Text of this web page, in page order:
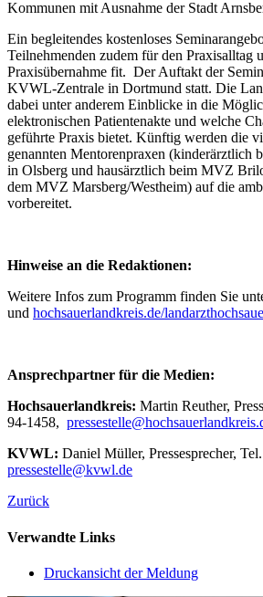
Kommunen mit Ausnahme der Stadt
Ein begleitendes kostenloses
Teilnehmenden zudem für den Praxisalltag
Praxisübernahme fit. Der Auftakt der
KVWL-Zentrale in Dortmund statt. Die
dabei unter anderem Einblicke in die
elektronischen Patientenakte und welche
geführte Praxis bietet. Künftig werden die
genannten Mentorenpraxen (kinderärztlich
in Olsberg und hausärztlich beim MVZ
dem MVZ Marsberg/Westheim) auf die
vorbereitet.
Hinweise an die Redaktionen:
Weitere Infos zum Programm finden Sie
und hochsauerlandkreis.de/
Ansprechpartner für die Medien:
Hochsauerlandkreis: Martin Reuther,
94-1458,
KVWL: Daniel Müller, Pressesprecher,
pressestelle@kvwl.de
Zurück
Verwandte Links
Druckansicht der Meldung